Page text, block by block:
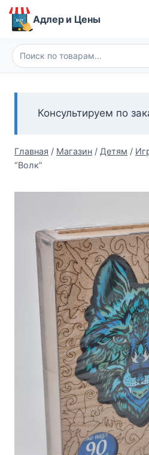
Перейти
Адлер и Цены
Искать:
Консультируем по
Главная / Магазин / Детям /
“Волк”